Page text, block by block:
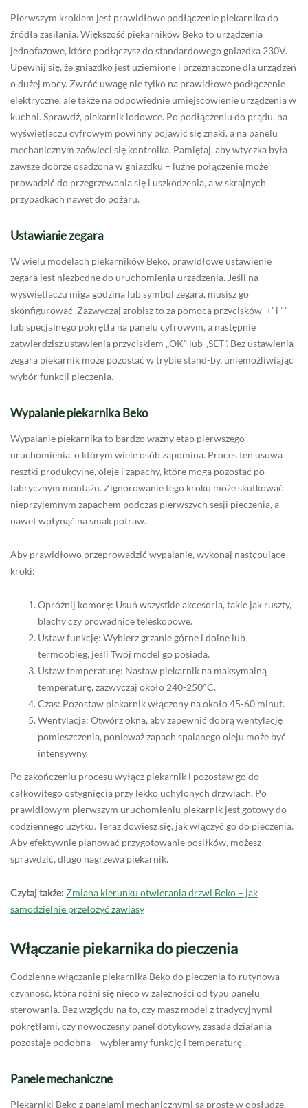
Pierwszym krokiem jest prawidłowe podłączenie piekarnika do
źródła zasilania. Większość piekarników Beko to urządzenia
jednofazowe, które podłączysz do standardowego gniazdka 230V.
Upewnij się, że gniazdko jest uziemione i przeznaczone dla urządzeń
o dużej mocy. Zwróć uwagę nie tylko na prawidłowe podłączenie
elektryczne, ale także na odpowiednie umiejscowienie urządzenia w
kuchni. Sprawdź, piekarnik lodowce. Po podłączeniu do prądu, na
wyświetlaczu cyfrowym powinny pojawić się znaki, a na panelu
mechanicznym zaświeci się kontrolka. Pamiętaj, aby wtyczka była
zawsze dobrze osadzona w gniazdku – luźne połączenie może
prowadzić do przegrzewania się i uszkodzenia, a w skrajnych
przypadkach nawet do pożaru.
Ustawianie zegara
W wielu modelach piekarników Beko, prawidłowe ustawienie
zegara jest niezbędne do uruchomienia urządzenia. Jeśli na
wyświetlaczu miga godzina lub symbol zegara, musisz go
skonfigurować. Zazwyczaj zrobisz to za pomocą przycisków '+’ i ’-’
lub specjalnego pokrętła na panelu cyfrowym, a następnie
zatwierdzisz ustawienia przyciskiem „OK” lub „SET”. Bez ustawienia
zegara piekarnik może pozostać w trybie stand-by, uniemożliwiając
wybór funkcji pieczenia.
Wypalanie piekarnika Beko
Wypalanie piekarnika to bardzo ważny etap pierwszego
uruchomienia, o którym wiele osób zapomina. Proces ten usuwa
resztki produkcyjne, oleje i zapachy, które mogą pozostać po
fabrycznym montażu. Zignorowanie tego kroku może skutkować
nieprzyjemnym zapachem podczas pierwszych sesji pieczenia, a
nawet wpłynąć na smak potraw.
Aby prawidłowo przeprowadzić wypalanie, wykonaj następujące
kroki:
Opróżnij komorę: Usuń wszystkie akcesoria, takie jak ruszty,
blachy czy prowadnice teleskopowe.
Ustaw funkcję: Wybierz grzanie górne i dolne lub
termoobieg, jeśli Twój model go posiada.
Ustaw temperaturę: Nastaw piekarnik na maksymalną
temperaturę, zazwyczaj około 240-250°C.
Czas: Pozostaw piekarnik włączony na około 45-60 minut.
Wentylacja: Otwórz okna, aby zapewnić dobrą wentylację
pomieszczenia, ponieważ zapach spalanego oleju może być
intensywny.
Po zakończeniu procesu wyłącz piekarnik i pozostaw go do
całkowitego ostygnięcia przy lekko uchylonych drzwiach. Po
prawidłowym pierwszym uruchomieniu piekarnik jest gotowy do
codziennego użytku. Teraz dowiesz się, jak włączyć go do pieczenia.
Aby efektywnie planować przygotowanie posiłków, możesz
sprawdzić, dlugo nagrzewa piekarnik.
Czytaj także: Zmiana kierunku otwierania drzwi Beko – jak
samodzielnie przełożyć zawiasy
Włączanie piekarnika do pieczenia
Codzienne włączanie piekarnika Beko do pieczenia to rutynowa
czynność, która różni się nieco w zależności od typu panelu
sterowania. Bez względu na to, czy masz model z tradycyjnymi
pokrętłami, czy nowoczesny panel dotykowy, zasada działania
pozostaje podobna – wybieramy funkcję i temperaturę.
Panele mechaniczne
Piekarniki Beko z panelami mechanicznymi są proste w obsłudze.